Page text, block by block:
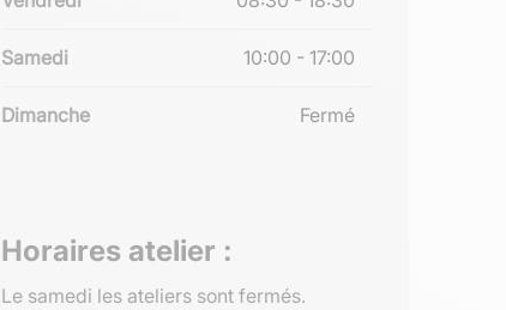
Samedi 10:00 - 17:00
Dimanche Fermé
Horaires atelier :
Le samedi les ateliers sont fermés.